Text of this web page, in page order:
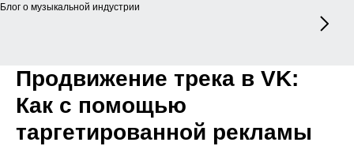
Блог о музыкальной индустрии
Продвижение трека в VK:
Как с помощью
таргетированной рекламы